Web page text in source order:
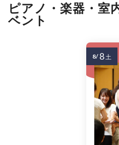
ピアノ・楽器・室
ベント
8/ 8土